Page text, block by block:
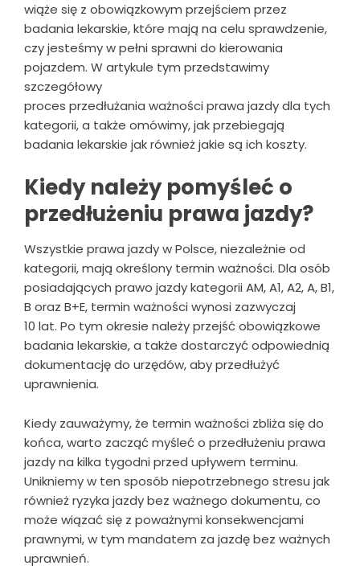
wiąże się z obowiązkowym przejściem przez
badania lekarskie, które mają na celu sprawdzenie,
czy jesteśmy w pełni sprawni do kierowania
pojazdem. W artykule tym przedstawimy
szczegółowy
proces przedłużania ważności prawa jazdy dla tych
kategorii, a także omówimy, jak przebiegają
badania lekarskie jak również jakie są ich koszty.
Kiedy należy pomyśleć o
przedłużeniu prawa jazdy?
Wszystkie prawa jazdy w Polsce, niezależnie od
kategorii, mają określony termin ważności. Dla osób
posiadających prawo jazdy kategorii AM, A1, A2, A, B1,
B oraz B+E, termin ważności wynosi zazwyczaj
10 lat. Po tym okresie należy przejść obowiązkowe
badania lekarskie, a także dostarczyć odpowiednią
dokumentację do urzędów, aby przedłużyć
uprawnienia.
Kiedy zauważymy, że termin ważności zbliża się do
końca, warto zacząć myśleć o przedłużeniu prawa
jazdy na kilka tygodni przed upływem terminu.
Unikniemy w ten sposób niepotrzebnego stresu jak
również ryzyka jazdy bez ważnego dokumentu, co
może wiązać się z poważnymi konsekwencjami
prawnymi, w tym mandatem za jazdę bez ważnych
uprawnień.